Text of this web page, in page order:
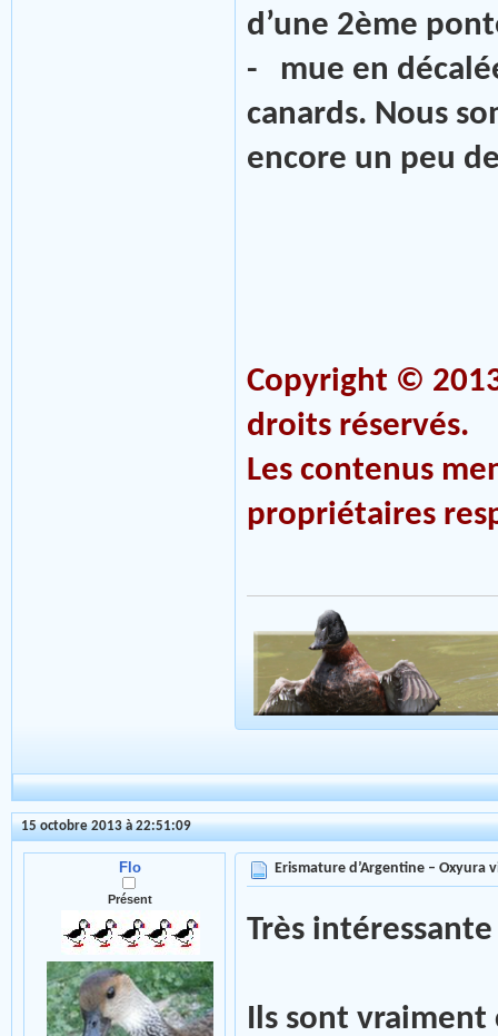
d’une 2ème
- mue en
canards. Nous
encore un peu
Copyright ©
droits réservés.
Les contenus
propriétaires
15 octobre 2013 à 22:51:09
Flo
Présent
Erismature d’Argentine – Oxyura
Très
Ils sont